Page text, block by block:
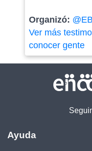
Organizó:
Ver más
conocer gente
Ayuda